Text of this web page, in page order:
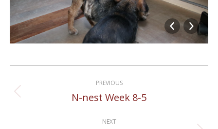
navigation
PREVIOUS
Previous
N-nest Week 8-5
NEXT